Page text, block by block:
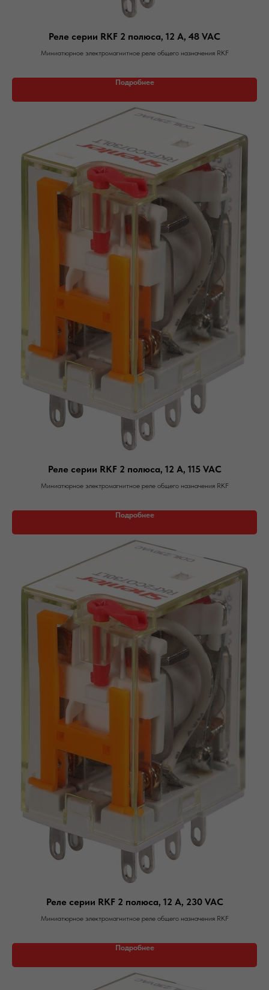
Реле серии RKF 2 полюса, 12 А, 48 VAC
Миниатюрное электромагнитное реле общего назначения RKF
Подробнее
Реле серии RKF 2 полюса, 12 А, 115 VAC
Миниатюрное электромагнитное реле общего назначения RKF
Подробнее
Реле серии RKF 2 полюса, 12 А, 230 VAC
Миниатюрное электромагнитное реле общего назначения RKF
Подробнее